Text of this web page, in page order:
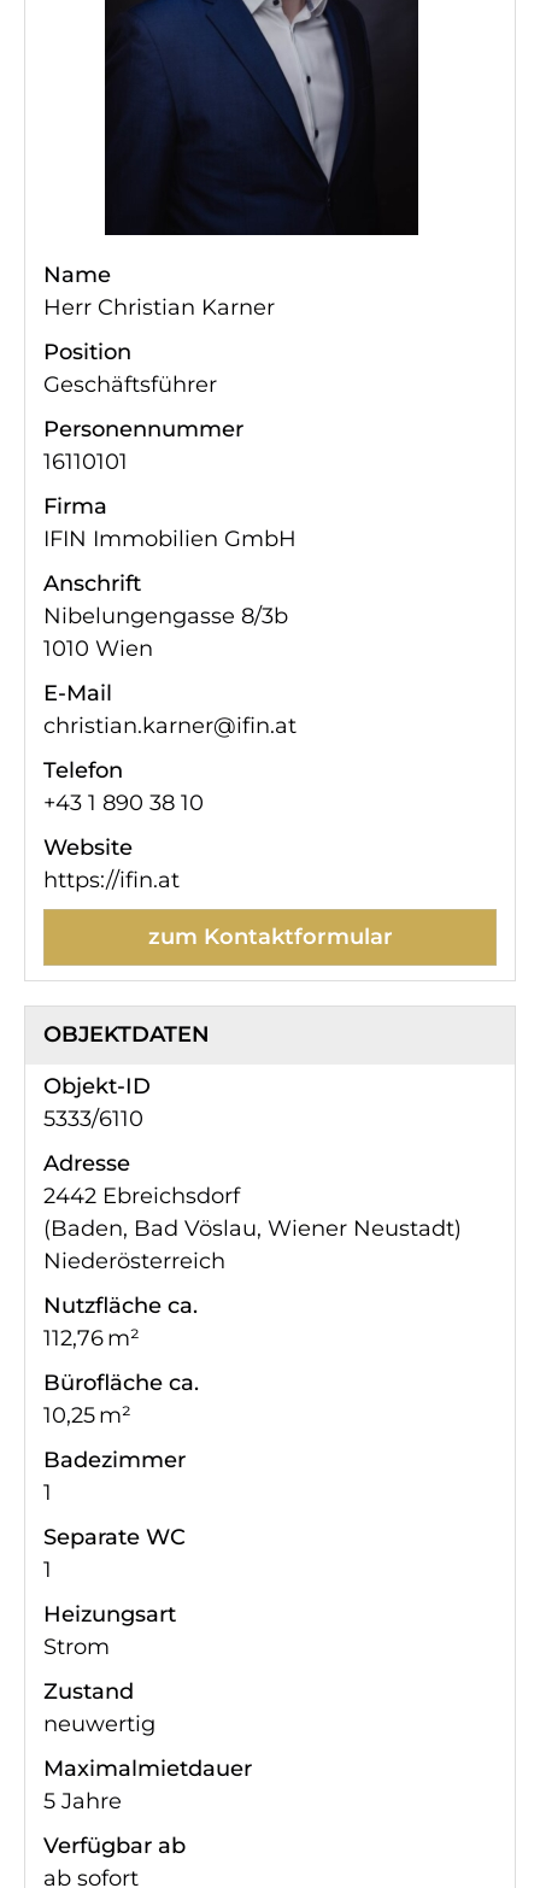
Name
Herr Christian Karner
Position
Geschäftsführer
Personennummer
16110101
Firma
IFIN Immobilien GmbH
Anschrift
Nibelungengasse 8/3b
1010 Wien
E-Mail
christian.karner@ifin.at
Telefon
+43 1 890 38 10
Website
https://ifin.at
zum Kontaktformular
OBJEKTDATEN
Objekt-ID
5333/6110
Adresse
2442 Ebreichsdorf
(Baden, Bad Vöslau, Wiener Neustadt)
Niederösterreich
Nutzfläche ca.
112,76 m²
Bürofläche ca.
10,25 m²
Badezimmer
1
Separate WC
1
Heizungsart
Strom
Zustand
neuwertig
Maximalmietdauer
5 Jahre
Verfügbar ab
ab sofort